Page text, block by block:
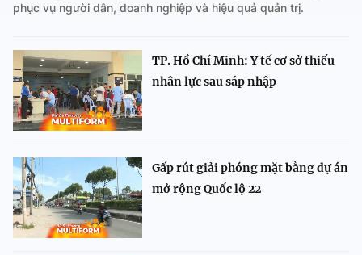
phục vụ người dân, doanh nghiệp và hiệu quả quản trị.
TP. Hồ Chí Minh: Y tế cơ sở thiếu
nhân lực sau sáp nhập
Gấp rút giải phóng mặt bằng dự án
mở rộng Quốc lộ 22